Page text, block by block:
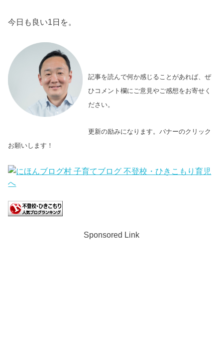
今日も良い1日を。
記事を読んで何か感じることがあれば、ぜ
ひコメント欄にご意見やご感想をお寄せく
ださい。
更新の励みになります。バナーのクリック
お願いします！
Sponsored Link